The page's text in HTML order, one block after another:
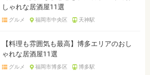
しゃれな居酒屋11選
グルメ 福岡市中央区 天神駅
【料理も雰囲気も最高】博多エリアのおし
ゃれな居酒屋11選
グルメ 福岡市博多区 博多駅